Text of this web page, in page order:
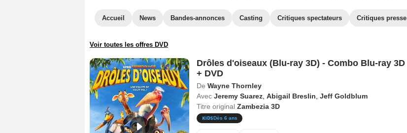
Accueil News Bandes-annonces Casting Critiques spectateurs Critiques presse
Voir toutes les offres DVD
Drôles d'oiseaux (Blu-ray 3D) - Combo Blu-ray 3D
+ DVD
De Wayne Thornley
Avec Jeremy Suarez, Abigail Breslin Jeff Goldblum
Titre original Zambezia 3D
Dès 6 ans